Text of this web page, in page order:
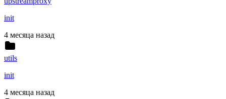
init
4 месяца назад
utils
init
4 месяца назад